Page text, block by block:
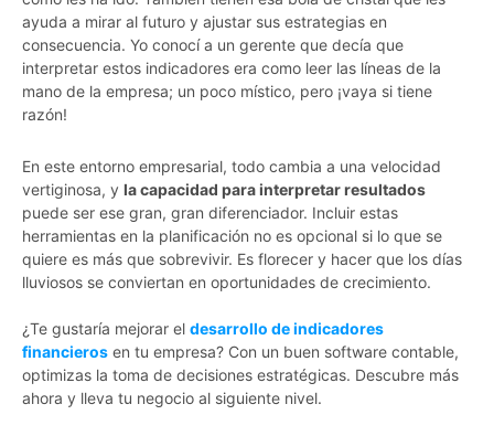
ayuda a mirar al futuro y ajustar sus estrategias en
consecuencia. Yo conocí a un gerente que decía que
interpretar estos indicadores era como leer las líneas de la
mano de la empresa; un poco místico, pero ¡vaya si tiene
razón!
En este entorno empresarial, todo cambia a una velocidad
vertiginosa, y la capacidad para interpretar resultados
puede ser ese gran, gran diferenciador. Incluir estas
herramientas en la planificación no es opcional si lo que se
quiere es más que sobrevivir. Es florecer y hacer que los días
lluviosos se conviertan en oportunidades de crecimiento.
¿Te gustaría mejorar el desarrollo de indicadores
financieros en tu empresa? Con un buen software contable,
optimizas la toma de decisiones estratégicas. Descubre más
ahora y lleva tu negocio al siguiente nivel.